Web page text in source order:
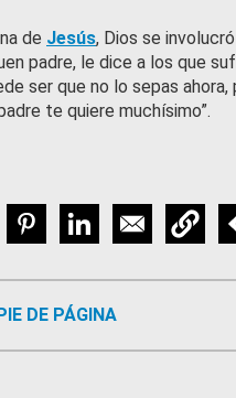
de Jesús, Dios se
padre, le dice a los que
ser que no lo sepas
te quiere muchísimo”.
DE PÁGINA